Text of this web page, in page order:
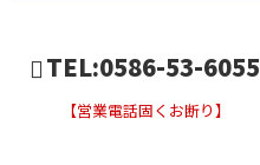
TEL:0586-53-6055
【営業電話固くお断り】